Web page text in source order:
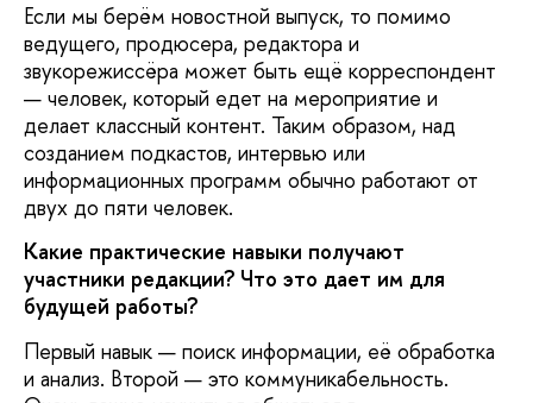
Если мы берём новостной выпуск, то помимо
ведущего, продюсера, редактора и
звукорежиссёра может быть ещё корреспондент
— человек, который едет на мероприятие и
делает классный контент. Таким образом, над
созданием подкастов, интервью или
информационных программ обычно работают от
двух до пяти человек.
Какие практические навыки получают
участники редакции? Что это дает им для
будущей работы?
Первый навык — поиск информации, её обработка
и анализ. Второй — это коммуникабельность.